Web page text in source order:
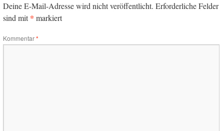
Deine E-Mail-Adresse wird nicht veröffentlicht. Erforderliche Felder
sind mit* markiert
Kommentar*